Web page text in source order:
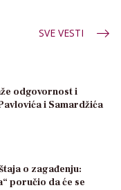
SVE VESTI
odgovornost i
i Samardžića
o zagađenju:
poručio da će se